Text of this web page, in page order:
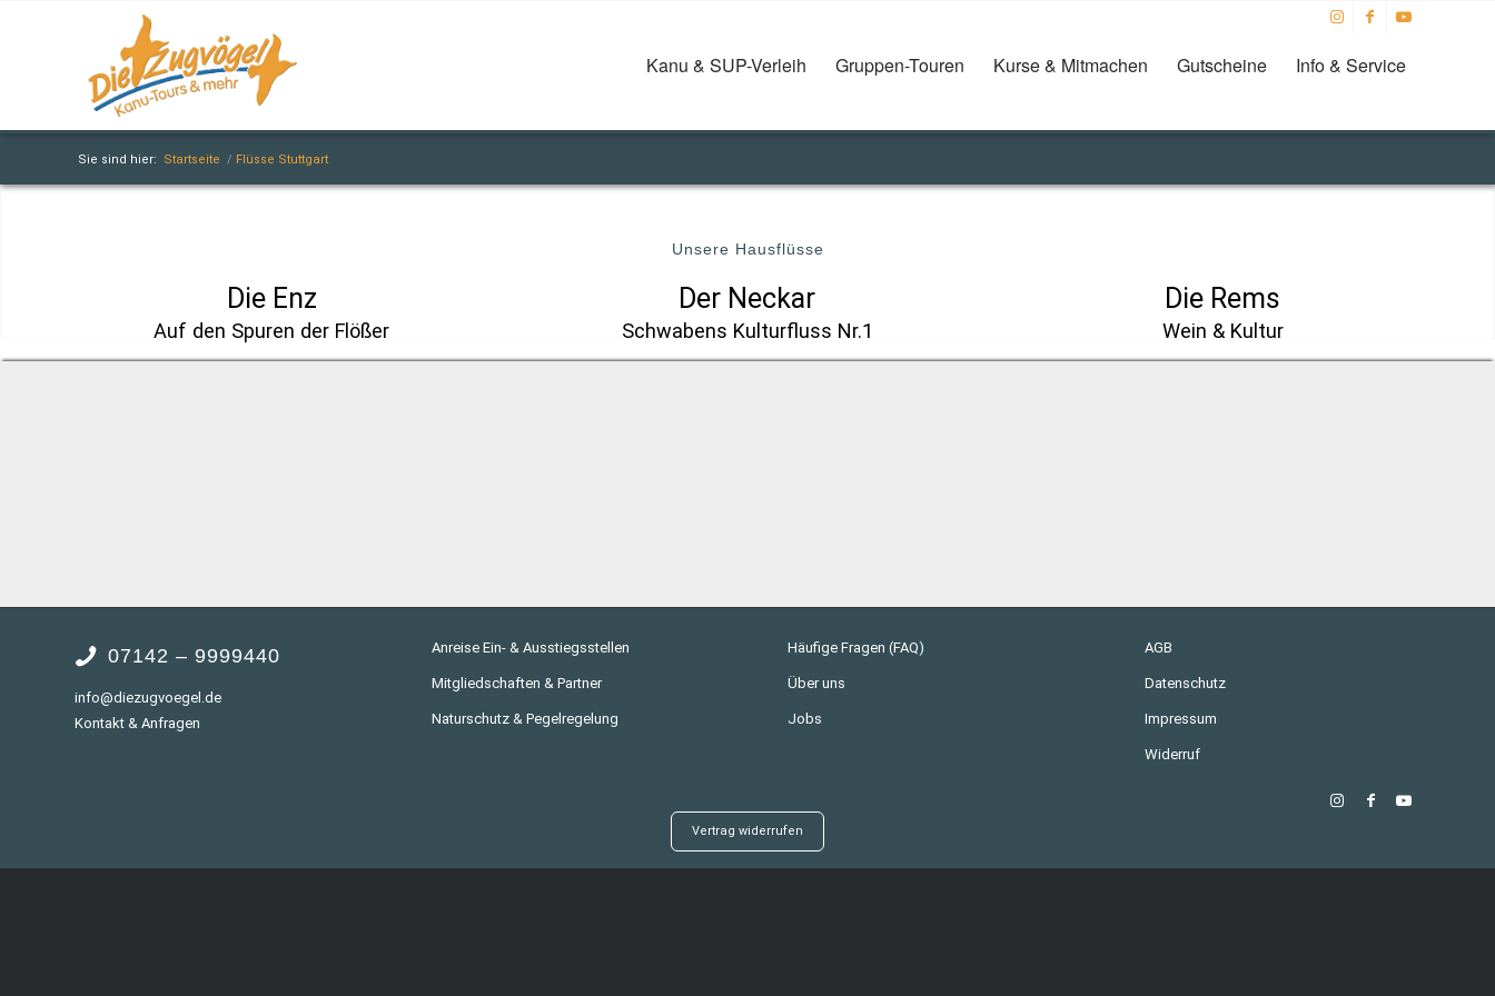
Kanu & SUP-Verleih Gruppen-Touren Kurse & Mitmachen Gutscheine Info & Service
Sie sind hier: Startseite / Flüsse Stuttgart
Unsere Hausflüsse
Die Enz
Auf den Spuren der Flößer
Der Neckar
Schwabens Kulturfluss Nr.1
Die Rems
Wein & Kultur
07142 – 9999440
info@diezugvoegel.de
Kontakt & Anfragen
Anreise Ein- & Ausstiegsstellen
Mitgliedschaften & Partner
Naturschutz & Pegelregelung
Häufige Fragen (FAQ)
Über uns
Jobs
AGB
Datenschutz
Impressum
Widerruf
Vertrag widerrufen